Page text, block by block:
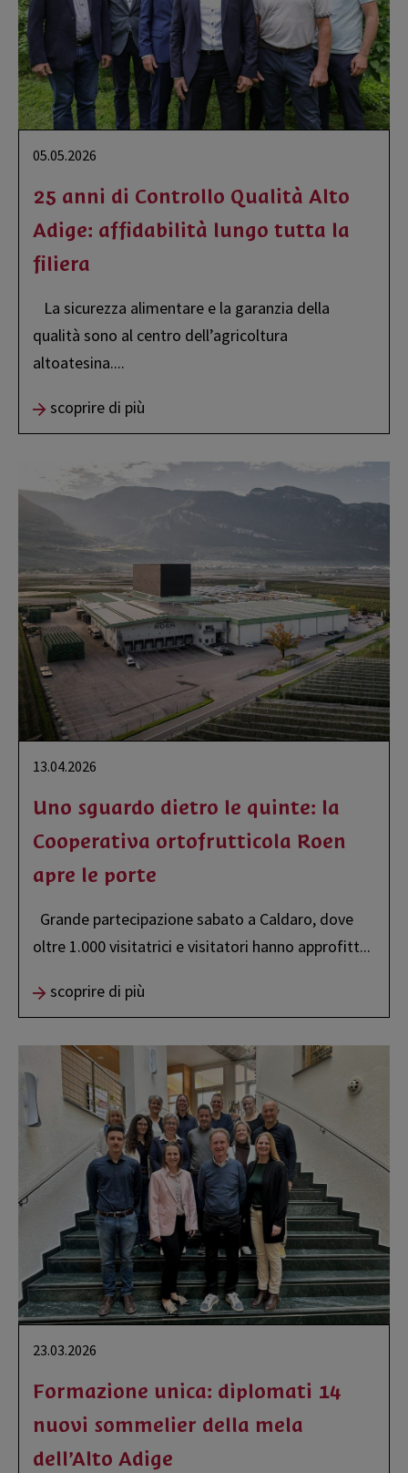
05.05.2026
25 anni di Controllo Qualità Alto
Adige: affidabilità lungo tutta la
filiera
La sicurezza alimentare e la garanzia della
qualità sono al centro dell’agricoltura
altoatesina....
scoprire di più
13.04.2026
Uno sguardo dietro le quinte: la
Cooperativa ortofrutticola Roen
apre le porte
Grande partecipazione sabato a Caldaro, dove
oltre 1.000 visitatrici e visitatori hanno approfitt...
scoprire di più
23.03.2026
Formazione unica: diplomati 14
nuovi sommelier della mela
dell’Alto Adige